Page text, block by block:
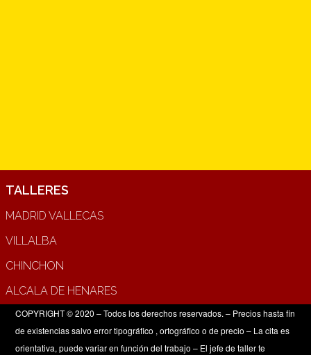
TALLERES
MADRID VALLECAS
VILLALBA
CHINCHON
ALCALA DE HENARES
COPYRIGHT © 2020 – Todos los derechos reservados. – Precios hasta fin
de existencias salvo error tipográfico , ortográfico o de precio – La cita es
orientativa, puede variar en función del trabajo – El jefe de taller te